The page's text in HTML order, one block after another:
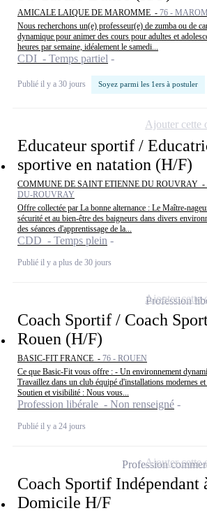
AMICALE LAIQUE DE MAROMME - 76 -
Nous recherchons un(e) professeur(e) de zumba ou de
dynamique pour animer des cours pour adultes et
heures par semaine, idéalement le samedi...
CDI - Temps partiel
Publié il y a 30 jours Soyez parmi les 1ers à postuler
Educateur sportif /
sportive en natation (H/F)
COMMUNE DE SAINT ETIENNE DU ROUVRAY -
DU-ROUVRAY
Offre collectée par La bonne alternance : Le Maître-
sécurité et au bien-être des baigneurs dans divers
des séances d'apprentissage de la...
CDD - Temps plein
Publié il y a plus de 30 jours
Ajouter cette
Coach Sportif / Coach
Rouen (H/F)
BASIC-FIT FRANCE - 76 - ROUEN
Ce que Basic-Fit vous offre : - Un environnement
Travaillez dans un club équipé d'installations modernes
Soutien et visibilité : Nous vous...
Profession libérale - Non renseigné
Publié il y a 24 jours
Profession
Ajouter cette
Coach Sportif Indépendant
Domicile H/F
ProfessionAjouter cette